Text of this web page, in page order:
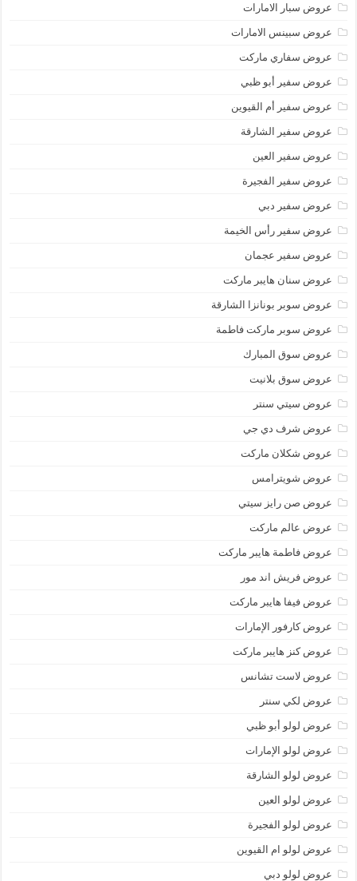
عروض سبار الامارات
عروض سبينس الامارات
عروض سفاري ماركت
عروض سفير أبو ظبي
عروض سفير أم القيوين
عروض سفير الشارقة
عروض سفير العين
عروض سفير الفجيرة
عروض سفير دبي
عروض سفير رأس الخيمة
عروض سفير عجمان
عروض سنان هايبر ماركت
عروض سوبر بونانزا الشارقة
عروض سوبر ماركت فاطمة
عروض سوق المبارك
عروض سوق بلانيت
عروض سيتي سنتر
عروض شرف دي جي
عروض شكلان ماركت
عروض شويترامس
عروض صن رايز سيتي
عروض عالم ماركت
عروض فاطمة هايبر ماركت
عروض فريش اند مور
عروض فيفا هايبر ماركت
عروض كارفور الإمارات
عروض كنز هايبر ماركت
عروض لاست تشانس
عروض لكي سنتر
عروض لولو أبو ظبي
عروض لولو الإمارات
عروض لولو الشارقة
عروض لولو العين
عروض لولو الفجيرة
عروض لولو ام القيوين
عروض لولو دبي